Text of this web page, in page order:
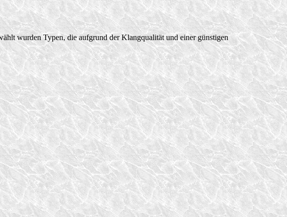
wurden Typen, die aufgrund der Klangqualität und einer günstigen